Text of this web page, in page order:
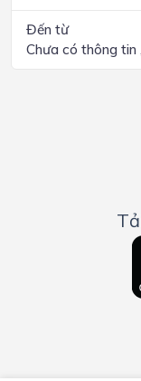
Đến từ
Chưa có thông tin